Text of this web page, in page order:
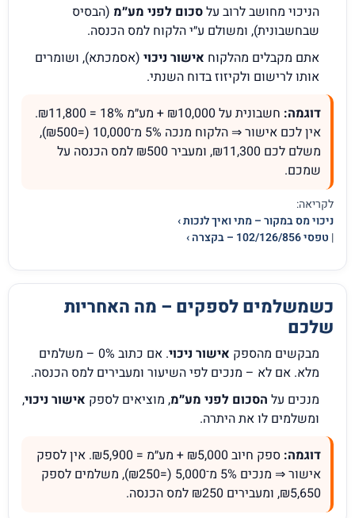
הניכוי מחושב לרוב עלסכום לפני מע״מ (הבסיס
שבחשבונית), ומשולם ע״י הלקוח למס הכנסה.
אתם מקבלים מהלקוח אישור ניכוי (אסמכתא), ושומרים
אותו לרישום ולקיזוז בדוח השנתי.
דוגמה:
חשבונית על ₪10,000 + מע״מ 18% = ₪11,800.
אין לכם אישור ⇒ הלקוח מנכה 5% מ־10,000 (=₪500),
משלם לכם ₪11,300, ומעביר ₪500 למס הכנסה על
שמכם.
לקריאה:
ניכוי מס במקור – מתי ואיך לנכות ›
| טפסי 102/126/856 – בקצרה ›
כשמשלמים לספקים – מה האחריות
שלכם
מבקשים מהספק אישור ניכוי
. אם כתוב 0% – משלמים
מלא. אם לא – מנכים לפי השיעור ומעבירים למס הכנסה.
מנכים על הסכום לפני מע״מ, מוציאים לספק אישור ניכוי,
ומשלמים לו את היתרה.
דוגמה:
ספק חיוב ₪5,000 + מע״מ = ₪5,900. אין לספק
אישור ⇒ מנכים 5% מ־5,000 (=₪250), משלמים לספק
₪5,650, ומעבירים ₪250 למס הכנסה.